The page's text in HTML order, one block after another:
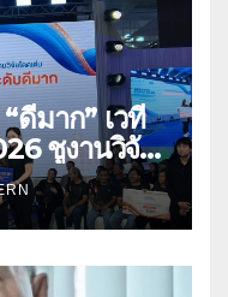
ดีมาก” เวที
ชูงานวิจัย
รรมสู่เชิง